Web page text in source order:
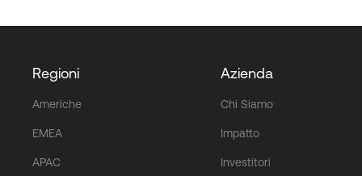
Regioni
Americhe
EMEA
APAC
Azienda
Chi Siamo
Impatto
Investitori